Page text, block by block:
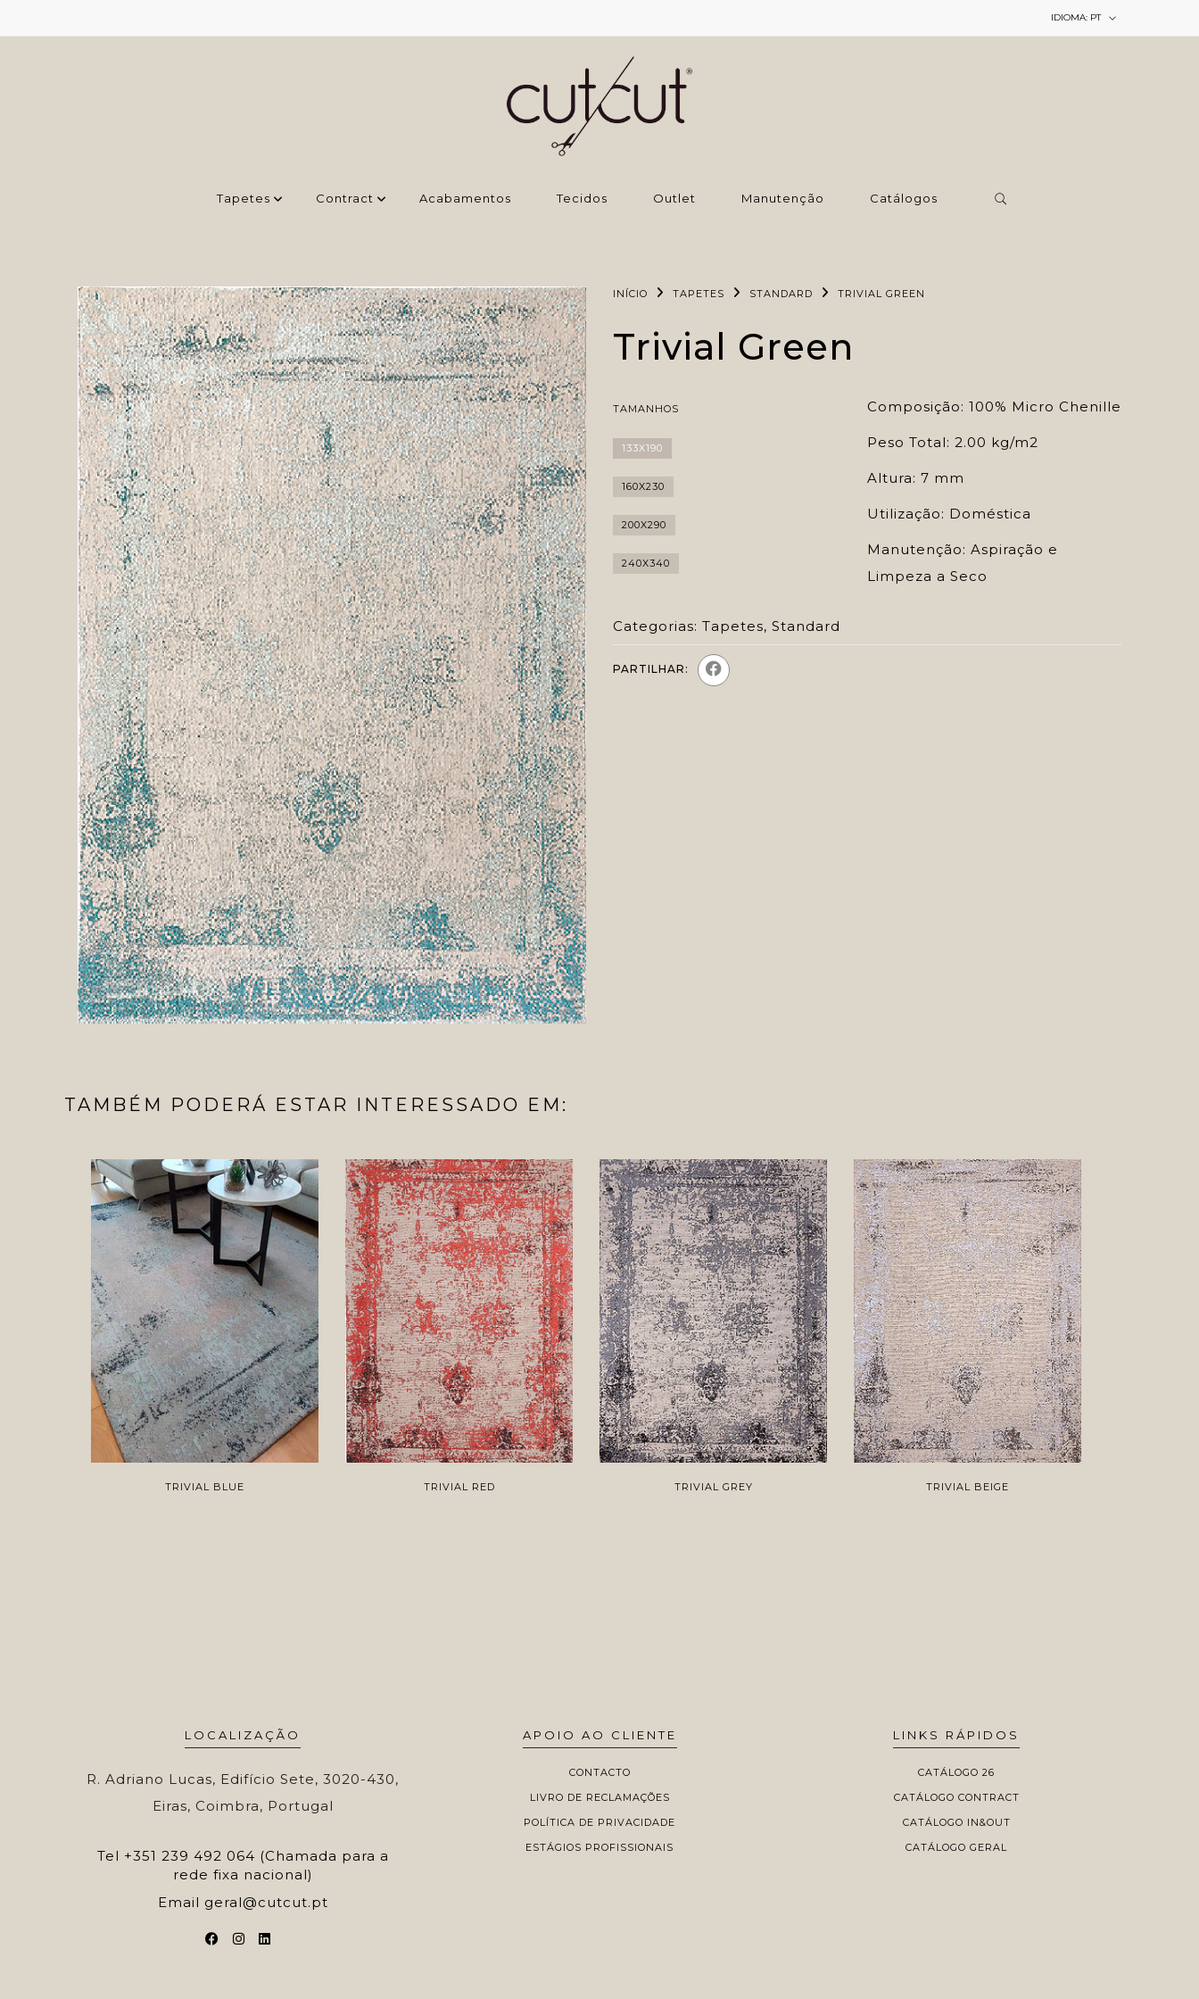
IDIOMA: PT
Tapetes Contract ‌Acabamentos Tecidos Outlet Manutenção Catálogos
INÍCIO TAPETES STANDARD TRIVIAL GREEN
Trivial Green
TAMANHOS
133X190
160X230
200X290
240X340
Composição: 100% Micro Chenille
Peso Total: 2.00 kg/m2
Altura: 7 mm
Utilização: Doméstica
Manutenção: Aspiração e
Limpeza a Seco
Categorias: Tapetes, Standard
PARTILHAR:
TAMBÉM PODERÁ ESTAR INTERESSADO EM:
TRIVIAL BLUE TRIVIAL RED TRIVIAL GREY TRIVIAL BEIGE
LOCALIZAÇÃO
R. Adriano Lucas, Edifício Sete, 3020-430,
Eiras, Coimbra, Portugal
Tel +351 239 492 064 (Chamada para a
rede fixa nacional)
Email geral@cutcut.pt
APOIO AO CLIENTE
CONTACTO
LIVRO DE RECLAMAÇÕES
POLÍTICA DE PRIVACIDADE
ESTÁGIOS PROFISSIONAIS
LINKS RÁPIDOS
CATÁLOGO 26
CATÁLOGO CONTRACT
CATÁLOGO IN&OUT
CATÁLOGO GERAL